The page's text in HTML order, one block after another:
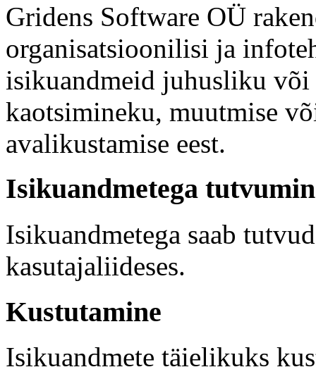
Gridens Software OÜ
organisatsioonilisi ja
isikuandmeid juhusliku või
kaotsimineku, muutmise
avalikustamise eest.
Isikuandmetega
Isikuandmetega saab
kasutajaliideses.
Kustutamine
Isikuandmete täielikuks